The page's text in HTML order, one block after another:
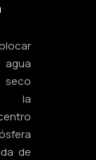
la
de